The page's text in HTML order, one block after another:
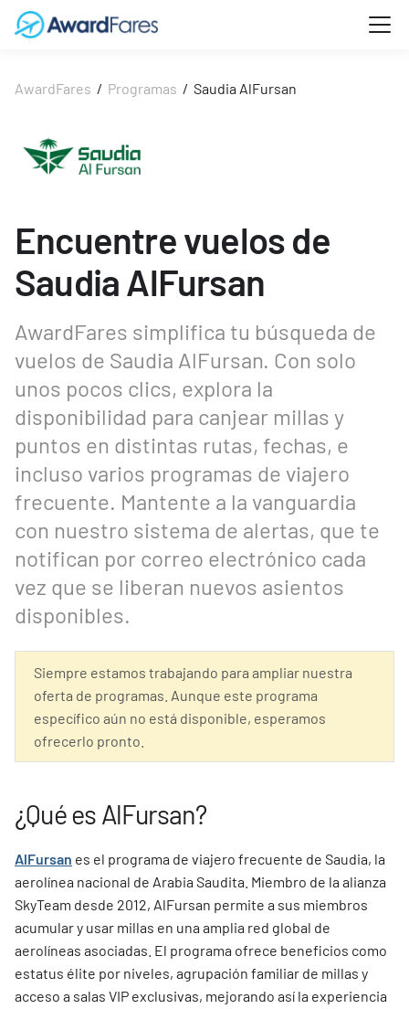
AwardFares / Programas / Saudia AlFursan
Encuentre vuelos de
Saudia AlFursan
AwardFares simplifica tu búsqueda de
vuelos de Saudia AlFursan. Con solo
unos pocos clics, explora la
disponibilidad para canjear millas y
puntos en distintas rutas, fechas, e
incluso varios programas de viajero
frecuente. Mantente a la vanguardia
con nuestro sistema de alertas, que te
notifican por correo electrónico cada
vez que se liberan nuevos asientos
disponibles.
Siempre estamos trabajando para ampliar nuestra
oferta de programas. Aunque este programa
específico aún no está disponible, esperamos
ofrecerlo pronto.
¿Qué es AlFursan?
AlFursan es el programa de viajero frecuente de Saudia, la
aerolínea nacional de Arabia Saudita. Miembro de la alianza
SkyTeam desde 2012, AlFursan permite a sus miembros
acumular y usar millas en una amplia red global de
aerolíneas asociadas. El programa ofrece beneficios como
estatus élite por niveles, agrupación familiar de millas y
acceso a salas VIP exclusivas, mejorando así la experiencia